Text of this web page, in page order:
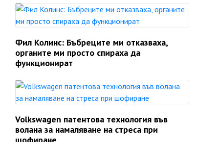
Фил Колинс: Бъбреците ми отказваха,
органите ми просто спираха да
функционират
Volkswagen патентова технология във
волана за намаляване на стреса при